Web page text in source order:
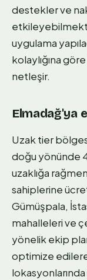
destekler ve
uygulama
kolaylığına
netleşir.
Elmadağ'ya
Uzak tier
doğu yönünde
uzaklığa
sahiplerine
Gümüşpala,
mahalleleri ve
yönelik ekip
optimize